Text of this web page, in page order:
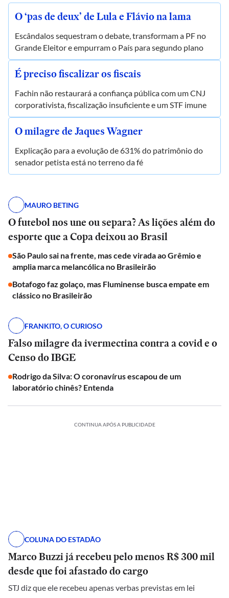
O ‘pas de deux’ de Lula e Flávio na lama
Escândalos sequestram o debate, transformam a PF no
Grande Eleitor e empurram o País para segundo plano
É preciso fiscalizar os fiscais
Fachin não restaurará a confiança pública com um CNJ
corporativista, fiscalização insuficiente e um STF imune
O milagre de Jaques Wagner
Explicação para a evolução de 631% do patrimônio do
senador petista está no terreno da fé
MAURO BETING
O futebol nos une ou separa? As lições além do
esporte que a Copa deixou ao Brasil
São Paulo sai na frente, mas cede virada ao Grêmio e
amplia marca melancólica no Brasileirão
Botafogo faz golaço, mas Fluminense busca empate em
clássico no Brasileirão
FRANKITO, O CURIOSO
Falso milagre da ivermectina contra a covid e o
Censo do IBGE
Rodrigo da Silva: O coronavírus escapou de um
laboratório chinês? Entenda
CONTINUA APÓS A PUBLICIDADE
COLUNA DO ESTADÃO
Marco Buzzi já recebeu pelo menos R$ 300 mil
desde que foi afastado do cargo
STJ diz que ele recebeu apenas verbas previstas em lei